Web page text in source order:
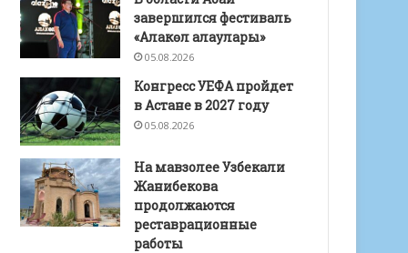
завершился фестиваль
«Алакөл алаулары»
05.08.2026
Конгресс УЕФА пройдет
в Астане в 2027 году
05.08.2026
На мавзолее Узбекали
Жанибекова
продолжаются
реставрационные
работы